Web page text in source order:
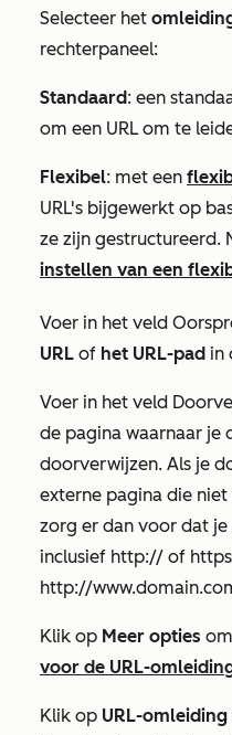
Selecteer het
rechterpaneel:
Standaard: een
om een URL om te
Flexibel: met een
URL's bijgewerkt op
ze zijn gestructureerd.
instellen van een
Voer in het veld
URL of het URL-pad in
Voer in het veld
de pagina waarnaar je
doorverwijzen. Als je
externe pagina die
zorg er dan voor dat
inclusief http:// of
http://
Klik op Meer opties om
voor de URL-
Klik op URL-